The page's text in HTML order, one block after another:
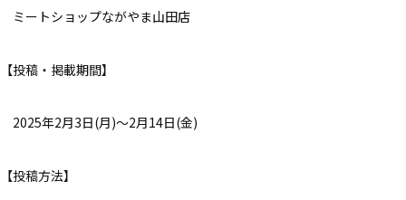
ミートショップながやま山田店
【投稿・掲載期間】
2025年2月3日(月)～2月14日(金)
【投稿方法】